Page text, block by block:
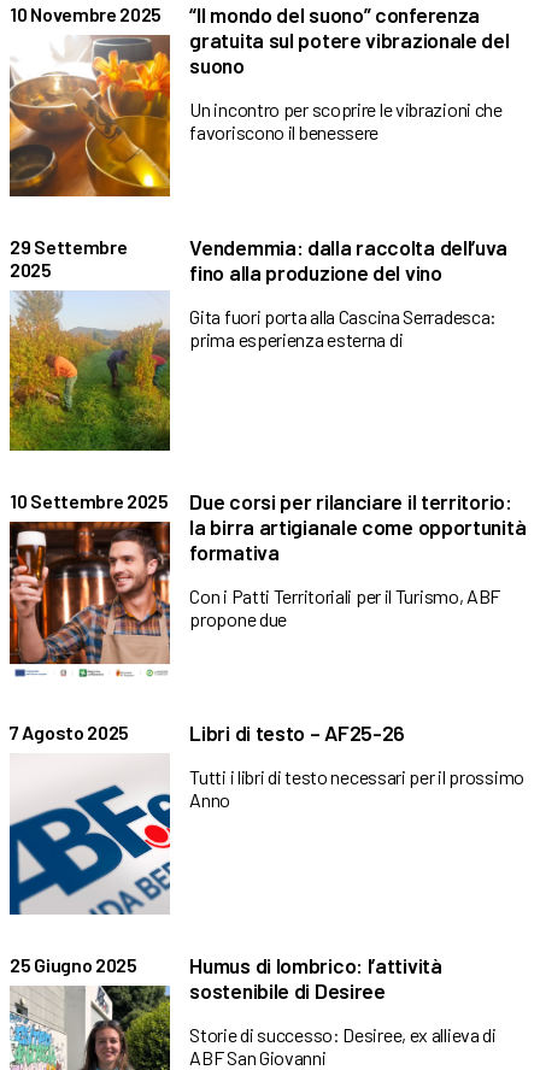
10 Novembre 2025
“Il mondo del suono” conferenza
gratuita sul potere vibrazionale del
suono
Un incontro per scoprire le vibrazioni che
favoriscono il benessere
29 Settembre
2025
Vendemmia: dalla raccolta dell’uva
fino alla produzione del vino
Gita fuori porta alla Cascina Serradesca:
prima esperienza esterna di
10 Settembre 2025
Due corsi per rilanciare il territorio:
la birra artigianale come opportunità
formativa
Con i Patti Territoriali per il Turismo, ABF
propone due
7 Agosto 2025 Libri di testo – AF25-26
Tutti i libri di testo necessari per il prossimo
Anno
25 Giugno 2025
Humus di lombrico: l’attività
sostenibile di Desiree
Storie di successo: Desiree, ex allieva di
ABF San Giovanni